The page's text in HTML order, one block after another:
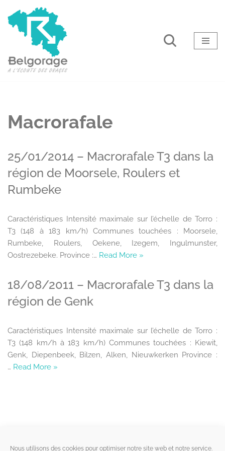
Nous utilisons des cookies pour optimiser notre site web et notre service.
Aller
Macrorafale
25/01/2014 – Macrorafale T3 dans la
région de Moorsele, Roulers et
Rumbeke
Caractéristiques Intensité maximale sur l’échelle de Torro :
T3 (148 à 183 km/h) Communes touchées : Moorsele,
Rumbeke, Roulers, Oekene, Izegem, Ingulmunster,
Oostrezebeke. Province :… Read More »
18/08/2011 – Macrorafale T3 dans la
région de Genk
Caractéristiques Intensité maximale sur l’échelle de Torro :
T3 (148 km/h à 183 km/h) Communes touchées : Kiewit,
Genk, Diepenbeek, Bilzen, Alken, Nieuwkerken Province :
… Read More »
Liens utiles